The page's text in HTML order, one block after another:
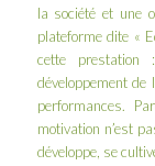
la société et une
plateforme dite «
cette
développement
performances.
motivation n’est
développe, se